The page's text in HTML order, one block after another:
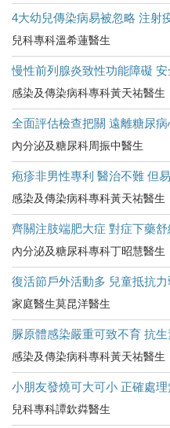
4大幼兒傳染病易被忽略 注射
兒科專科溫希蓮醫生
慢性前列腺炎致性功能障礙
感染及傳染病科專科黃天祐醫生
全面評估檢查把關 遠離糖尿
內分泌及糖尿科周振中醫生
疱疹非男性專利 醫治不難 但
感染及傳染病科專科黃天祐醫生
齊關注肢端肥大症 對症下藥
內分泌及糖尿科專科丁昭慧醫生
復活節戶外活動多 兒童抵抗
家庭醫生莫昆洋醫生
脲原體感染嚴重可致不育 抗
感染及傳染病科專科黃天祐醫生
小朋友發燒可大可小 正確處理
兒科專科譚欽粦醫生